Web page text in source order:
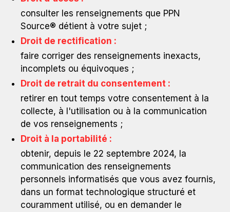
consulter les renseignements que PPN
Source® détient à votre sujet ;
Droit de rectification :
faire corriger des renseignements inexacts,
incomplets ou équivoques ;
Droit de retrait du consentement :
retirer en tout temps votre consentement à la
collecte, à l'utilisation ou à la communication
de vos renseignements ;
Droit à la portabilité :
obtenir, depuis le 22 septembre 2024, la
communication des renseignements
personnels informatisés que vous avez fournis,
dans un format technologique structuré et
couramment utilisé, ou en demander le